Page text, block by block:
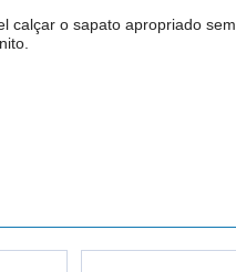
calçar o sapato apropriado sem